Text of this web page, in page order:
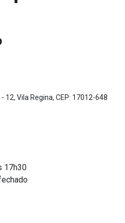
12, Vila Regina, CEP: 17012-648
17h30